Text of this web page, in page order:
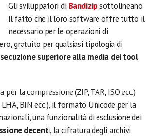
Gli sviluppatori di Bandizipsottolineano
il fatto che il loro software offre tutto il
necessario per le operazioni di
gratuito per qualsiasi tipologia di
superiore alla media dei tool
la compressione (ZIP, TAR, ISO ecc.)
LHA, BIN ecc.), il formato Unicode per la
una funzionalità di esclusione dei
decenti, la cifratura degli archivi